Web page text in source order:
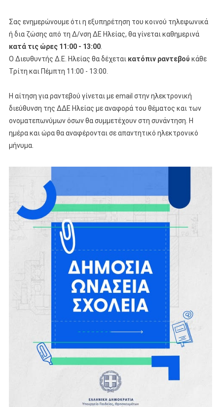
Σας ενημερώνουμε ότι η εξυπηρέτηση του κοινού τηλεφωνικά
ή δια ζώσης από τη Δ/νση ΔΕ Ηλείας, θα γίνεται καθημερινά
κατά τις ώρες 11:00 - 13:00.
Ο Διευθυντής Δ.Ε. Ηλείας θα δέχεται κατόπιν ραντεβού κάθε
Τρίτη και Πέμπτη 11:00 - 13:00.
Η αίτηση για ραντεβού γίνεται με email στην ηλεκτρονική
διεύθυνση της ΔΔΕ Ηλείας με αναφορά του θέματος και των
ονοματεπωνύμων όσων θα συμμετέχουν στη συνάντηση. Η
ημέρα και ώρα θα αναφέρονται σε απαντητικό ηλεκτρονικό
μήνυμα.